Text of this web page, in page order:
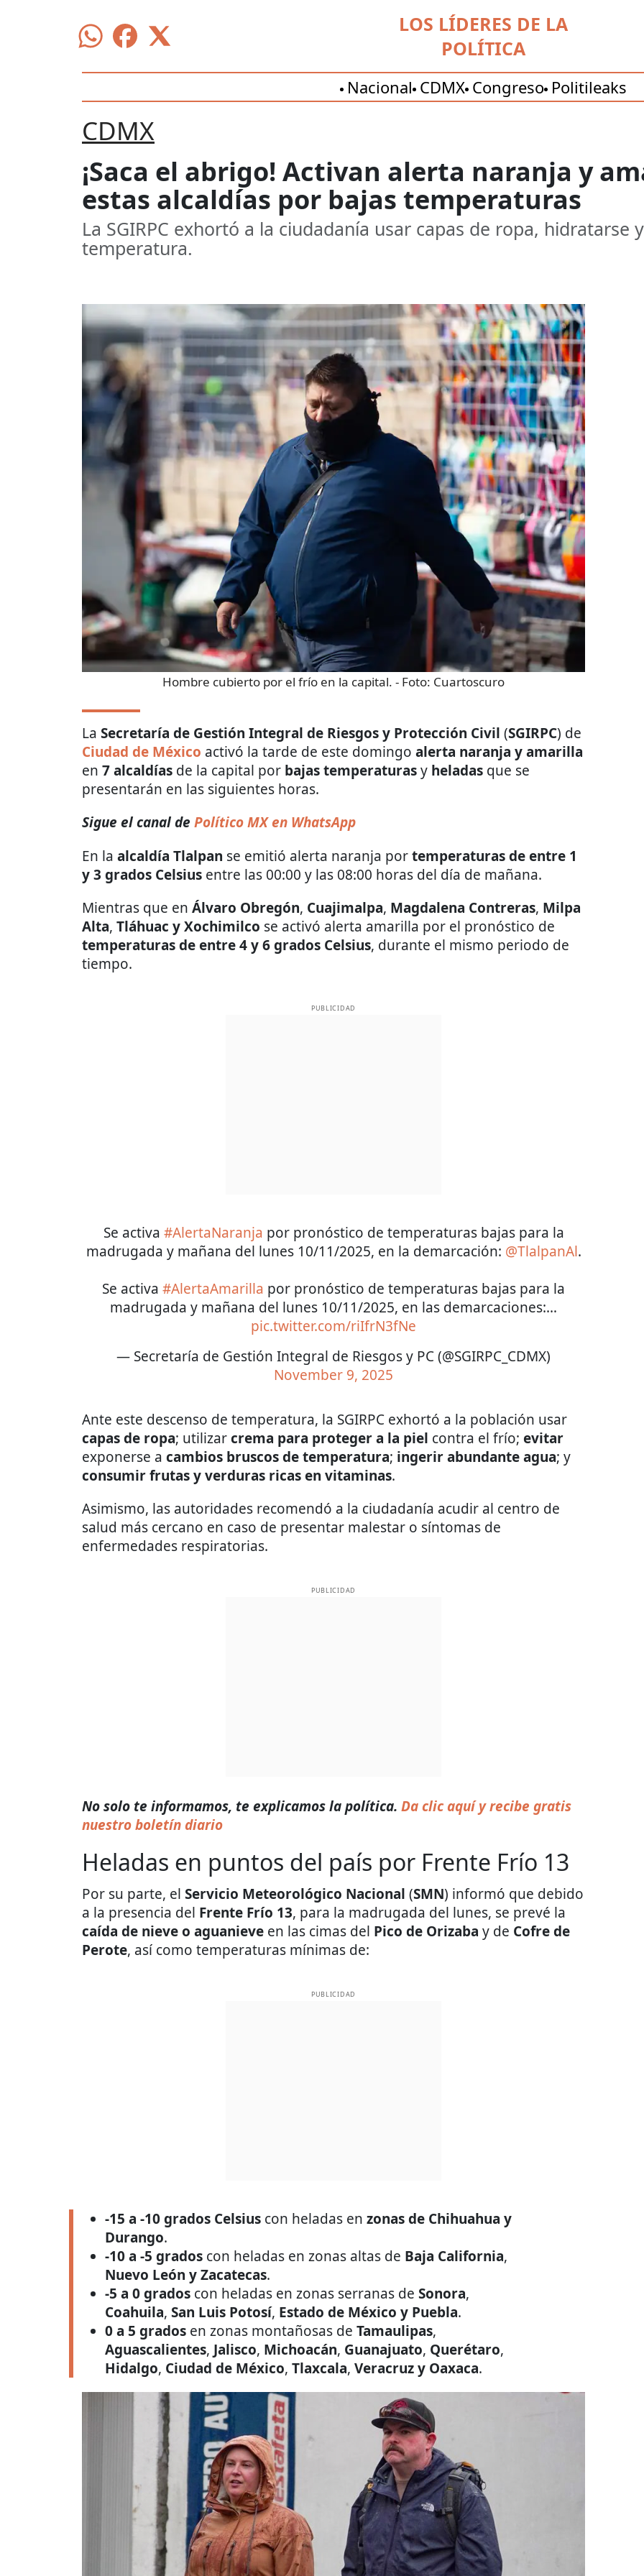
LOS LÍDERES DE LA
POLÍTICA
Nacional CDMX Congreso Politileaks
CDMX
¡Saca el abrigo! Activan alerta naranja y
estas alcaldías por bajas temperaturas
La SGIRPC exhortó a la ciudadanía usar capas de ropa, hidratarse
temperatura.
Hombre cubierto por el frío en la capital. - Foto: Cuartoscuro
La Secretaría de Gestión Integral de Riesgos y Protección Civil (SGIRPC) de
Ciudad de México activó la tarde de este domingo alerta naranja y amarilla
en 7 alcaldías de la capital por bajas temperaturasy heladas que se
presentarán en las siguientes horas.
Sigue el canal de Político MX en WhatsApp
En la alcaldía Tlalpan se emitió alerta naranja portemperaturas de entre 1
y 3 grados Celsius entre las 00:00 y las 08:00 horas del día de mañana.
Mientras que en Álvaro Obregón, Cuajimalpa, Magdalena Contreras, Milpa
Alta, Tláhuac y Xochimilco se activó alerta amarilla por el pronóstico de
temperaturas de entre 4 y 6 grados Celsius, durante el mismo periodo de
tiempo.
PUBLICIDAD
Se activa #AlertaNaranja por pronóstico de temperaturas bajas para la
madrugada y mañana del lunes 10/11/2025, en la demarcación: @TlalpanAl.
Se activa #AlertaAmarilla por pronóstico de temperaturas bajas para la
madrugada y mañana del lunes 10/11/2025, en las demarcaciones:…
pic.twitter.com/riIfrN3fNe
— Secretaría de Gestión Integral de Riesgos y PC (@SGIRPC_CDMX)
November 9, 2025
Ante este descenso de temperatura, la SGIRPC exhortó a la población usar
capas de ropa; utilizarcrema para proteger a la piel contra el frío; evitar
exponerse a cambios bruscos de temperatura; ingerir abundante agua; y
consumir frutas y verduras ricas en vitaminas.
Asimismo, las autoridades recomendó a la ciudadanía acudir al centro de
salud más cercano en caso de presentar malestar o síntomas de
enfermedades respiratorias.
PUBLICIDAD
No solo te informamos, te explicamos la política. Da clic aquí y recibe gratis
nuestro boletín diario
Heladas en puntos del país por Frente Frío 13
Por su parte, el Servicio Meteorológico Nacional (SMN) informó que debido
a la presencia del Frente Frío 13, para la madrugada del lunes, se prevé la
caída de nieve o aguanieve en las cimas del Pico de Orizaba y de Cofre de
Perote, así como temperaturas mínimas de:
PUBLICIDAD
-15 a -10 grados Celsius con heladas en zonas de Chihuahua y
Durango.
-10 a -5 grados con heladas en zonas altas de Baja California,
Nuevo León y Zacatecas.
-5 a 0 grados con heladas en zonas serranas de Sonora,
Coahuila, San Luis Potosí, Estado de México y Puebla.
0 a 5 grados en zonas montañosas de Tamaulipas,
Aguascalientes, Jalisco, Michoacán, Guanajuato, Querétaro,
Hidalgo, Ciudad de México, Tlaxcala, Veracruz y Oaxaca.